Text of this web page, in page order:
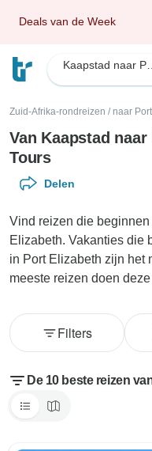
Deals van de Week
Zuid-Afrika-rondreizen / naar
Van Kaapstad
Tours
Delen
Vind reizen die
Elizabeth. Vakanties die
in Port Elizabeth zijn het
meeste reizen doen
Filters
De 10 beste reizen